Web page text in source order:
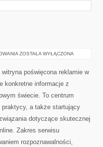
SEO
ZOSTAŁA WYŁĄCZONA
poświęcona reklamie w
konkretne informacje z
świecie. To centrum
a także startujący
dotyczące skutecznej
Zakres serwisu
rozpoznawalności,